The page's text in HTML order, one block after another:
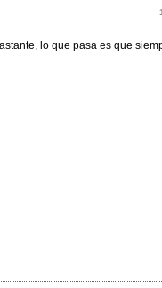
lo que pasa es que